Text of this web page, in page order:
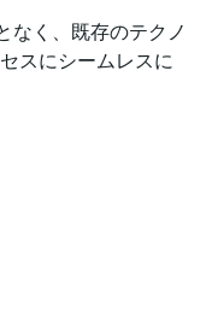
なく、既存のテクノ
スにシームレスに